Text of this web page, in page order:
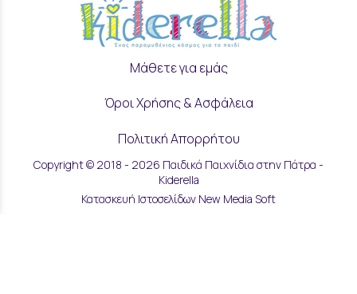
Μάθετε για εμάς
Όροι Χρήσης & Ασφάλεια
Πολιτική Απορρήτου
Ρυθμίσεις Cookies
Copyright © 2018 - 2026 Παιδικά Παιχνίδια στην Πάτρα -
Kiderella
Κατασκευή Ιστοσελίδων New Media Soft